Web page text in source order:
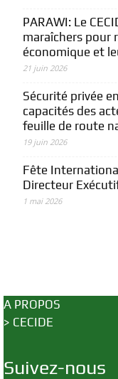
PARAWI: Le
maraîchers pour
économique et
21 juin 2026
Sécurité privée
capacités des
feuille de route
19 juin 2026
Fête
Directeur
1 mai 2026
A PROPOS
> CECIDE
Suivez-nous